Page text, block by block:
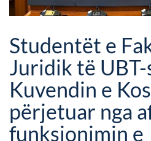
Studentët e
Juridik të
Kuvendin e
përjetuar nga
funksionimin e